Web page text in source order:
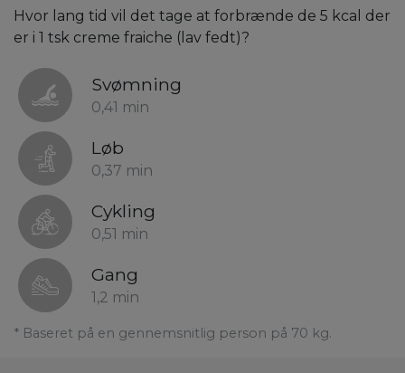
Hvor lang tid vil det tage at forbrænde de 5 kcal der
er i 1 tsk creme fraiche (lav fedt)?
Svømning
0,41 min
Løb
0,37 min
Cykling
0,51 min
Gang
1,2 min
* Baseret på en gennemsnitlig person på 70 kg.